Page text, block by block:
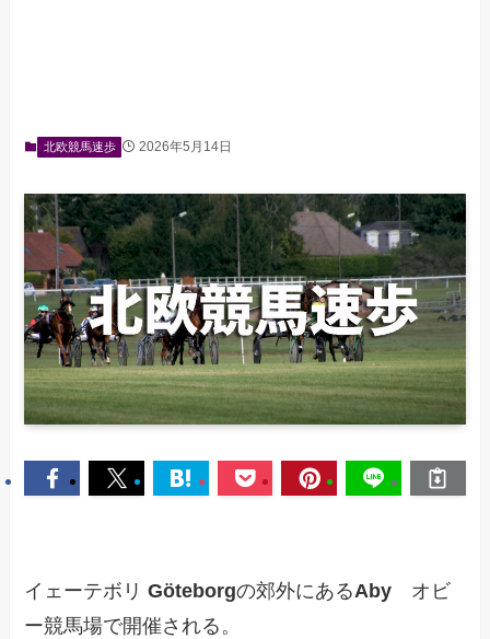
北欧競馬速歩 2026年5月14日
イェーテボリGöteborgの郊外にあるAby オビ
ー競馬場で開催される。